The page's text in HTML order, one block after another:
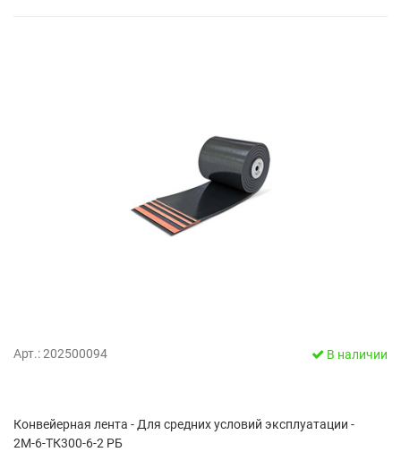
Арт.: 202500094 В наличии
Конвейерная лента - Для средних условий эксплуатации -
2М-6-ТК300-6-2 РБ